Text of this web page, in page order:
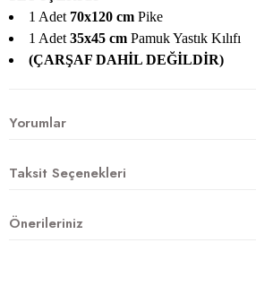
1 Adet 70x120 cm Pike
1 Adet 35x45 cm Pamuk Yastık Kılıfı
(ÇARŞAF DAHİL DEĞİLDİR)
Yorumlar
Taksit Seçenekleri
Önerileriniz